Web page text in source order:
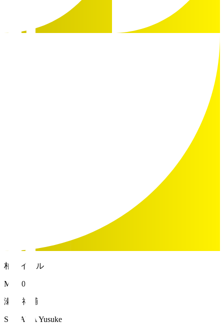
柏レイソル
MF 20
瀬川 祐輔
SEGAWA Yusuke